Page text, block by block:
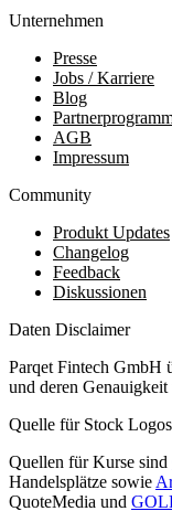
Unternehmen
Presse
Jobs / Karriere
Blog
AGB
Impressum
Community
Produkt Updates
Changelog
Feedback
Diskussionen
Daten Disclaimer
Parqet Fintech GmbH
und deren
Quelle für Stock
Quellen für Kurse sind
Handelsplätze sowie
QuoteMedia und